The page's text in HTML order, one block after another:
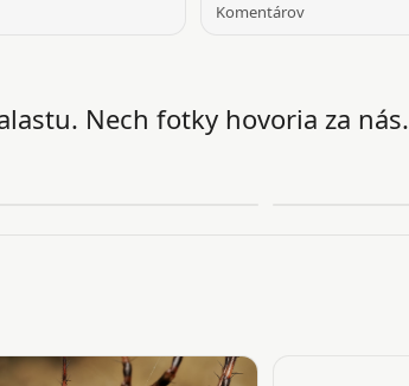
Komentárov
Nech fotky hovoria za nás.